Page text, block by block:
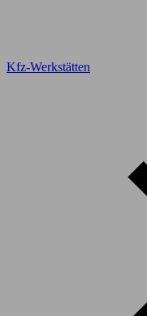
Kfz-Werkstätten